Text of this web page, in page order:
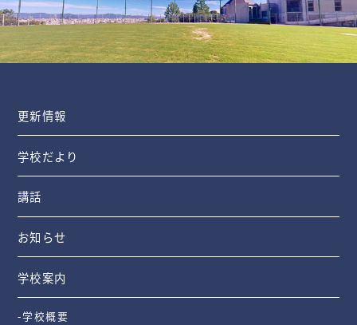
更新情報
学校だより
講話
お知らせ
学校案内
-学校概要